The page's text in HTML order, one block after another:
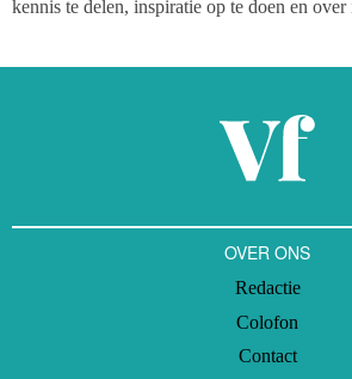
kennis te delen, inspiratie op te doen en
OVER ONS
Redactie
Colofon
Contact